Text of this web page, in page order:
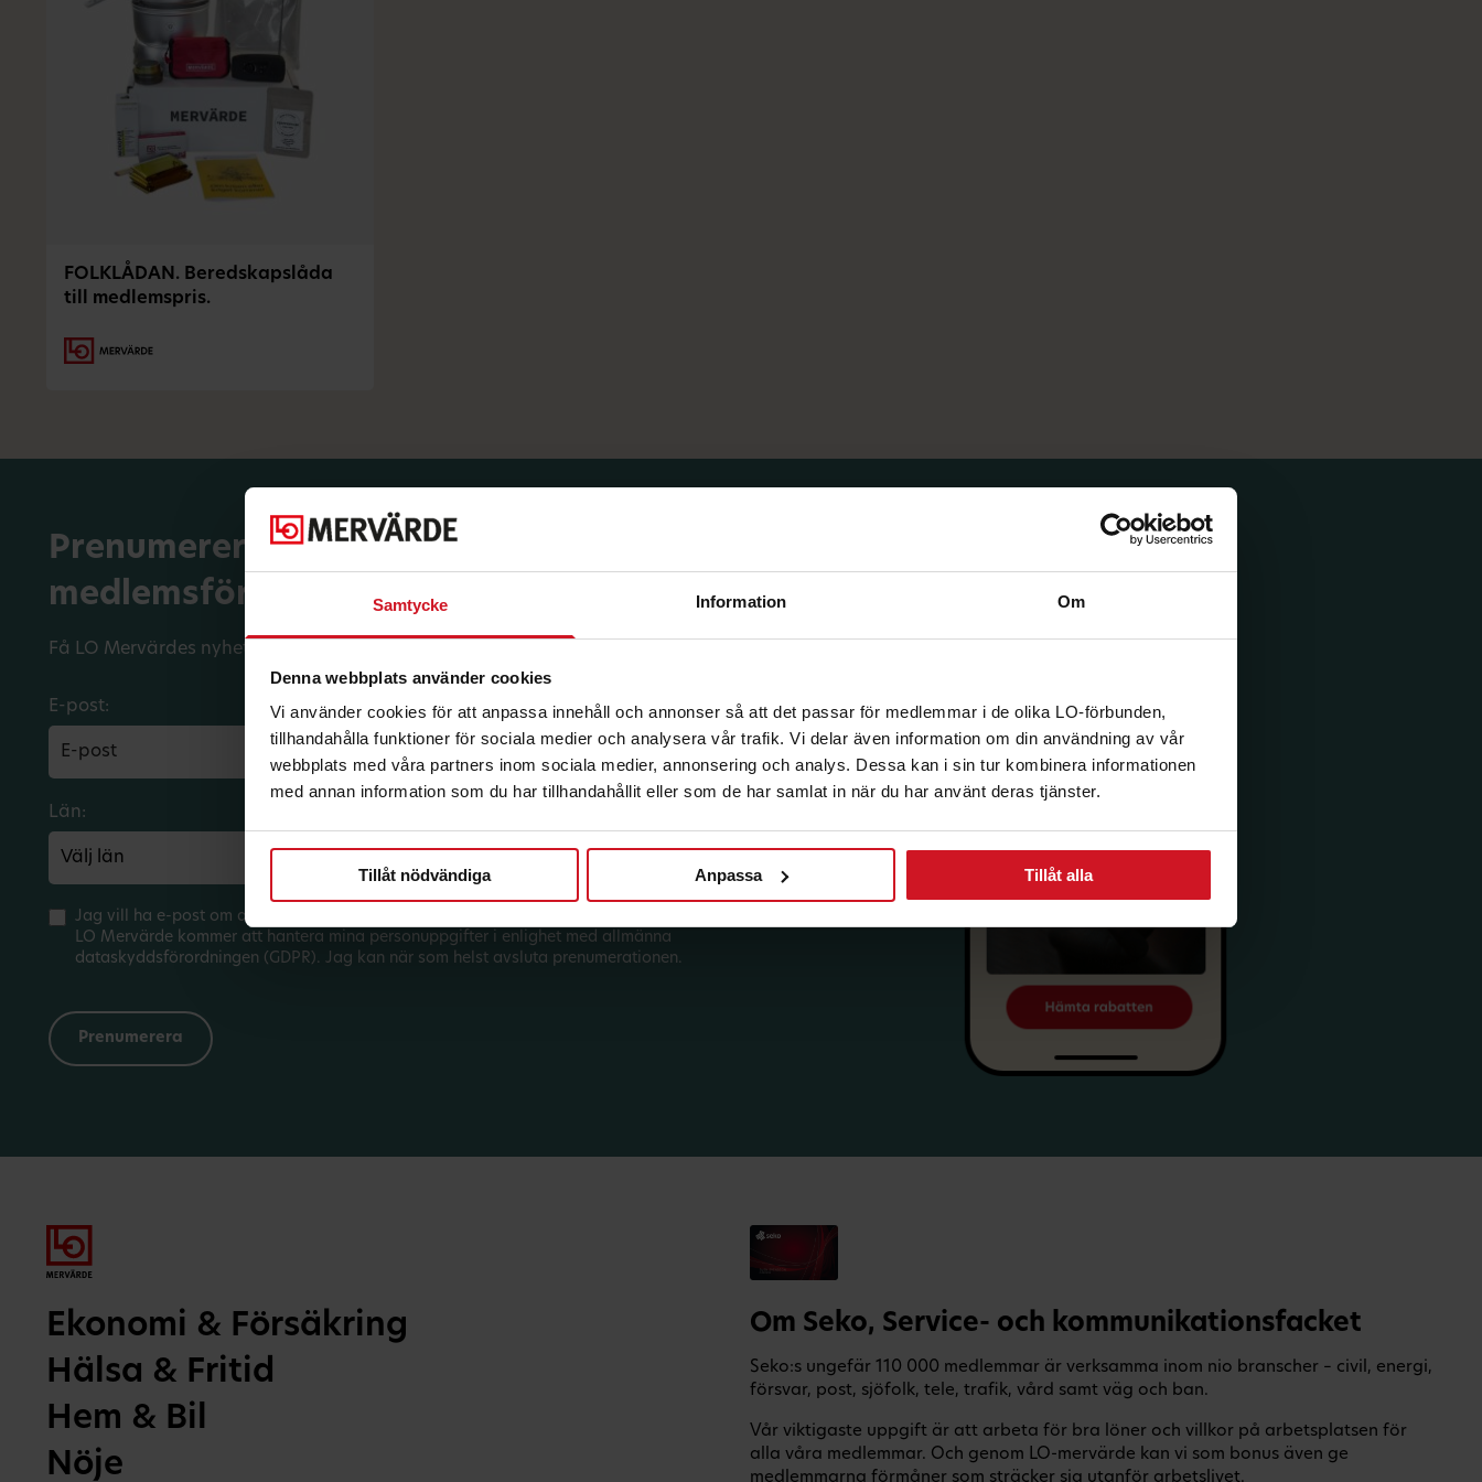
Samtycke Information Om
Denna webbplats använder cookies
Vi använder cookies för att anpassa innehåll och annonser så att det passar för medlemmar i de olika LO-förbunden,
tillhandahålla funktioner för sociala medier och analysera vår trafik. Vi delar även information om din användning av vår
webbplats med våra partners inom sociala medier, annonsering och analys. Dessa kan i sin tur kombinera informationen
med annan information som du har tillhandahållit eller som de har samlat in när du har använt deras tjänster.
Tillåt nödvändiga Anpassa Tillåt alla
FOLKLÅDAN. Beredskapslåda
till medlemspris.
Prenumerera på dina
medlemsförmåner.
Få LO Mervärdes nyhetsbrev varje månad till din inkorg.
E-post:
Län:
Jag vill ha e-post om aktuella erbjudanden och medlemsförmåner från LO Mervärde.
LO Mervärde kommer att hantera mina personuppgifter i enlighet med allmänna
dataskyddsförordningen (GDPR). Jag kan när som helst avsluta prenumerationen.
Ekonomi & Försäkring
Hälsa & Fritid
Hem & Bil
Nöje
Om Seko, Service- och kommunikationsfacket
Seko:s ungefär 110 000 medlemmar är verksamma inom nio branscher – civil, energi,
försvar, post, sjöfolk, tele, trafik, vård samt väg och ban.
Vår viktigaste uppgift är att arbeta för bra löner och villkor på arbetsplatsen för
alla våra medlemmar. Och genom LO-mervärde kan vi som bonus även ge
medlemmarna förmåner som sträcker sig utanför arbetslivet.